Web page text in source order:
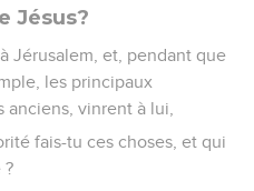
Jésus?
Jérusalem, et, pendant que
les principaux
anciens, vinrent à lui,
fais-tu ces choses, et qui
?